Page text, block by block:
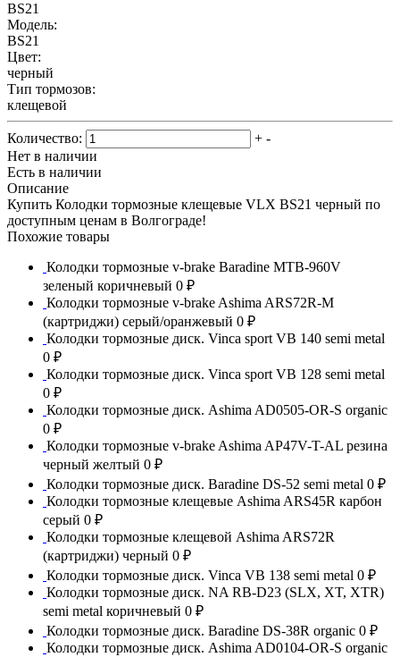
BS21
Модель:
BS21
Цвет:
черный
Тип тормозов:
клещевой
Количество: + -
Нет в наличии
Есть в наличии
Описание
Купить Колодки тормозные клещевые VLX BS21 черный по
доступным ценам в Волгограде!
Похожие товары
Колодки тормозные v-brake Baradine MTB-960V
зеленый коричневый 0 ₽
Колодки тормозные v-brake Ashima ARS72R-M
(картриджи) серый/оранжевый 0 ₽
Колодки тормозные диск. Vinca sport VB 140 semi metal
0 ₽
Колодки тормозные диск. Vinca sport VB 128 semi metal
0 ₽
Колодки тормозные диск. Ashima AD0505-OR-S organic
0 ₽
Колодки тормозные v-brake Ashima AP47V-T-AL резина
черный желтый 0 ₽
Колодки тормозные диск. Baradine DS-52 semi metal 0 ₽
Колодки тормозные клещевые Ashima ARS45R карбон
серый 0 ₽
Колодки тормозные клещевой Ashima ARS72R
(картриджи) черный 0 ₽
Колодки тормозные диск. Vinca VB 138 semi metal 0 ₽
Колодки тормозные диск. NA RB-D23 (SLX, XT, XTR)
semi metal коричневый 0 ₽
Колодки тормозные диск. Baradine DS-38R organic 0 ₽
Колодки тормозные диск. Ashima AD0104-OR-S organic